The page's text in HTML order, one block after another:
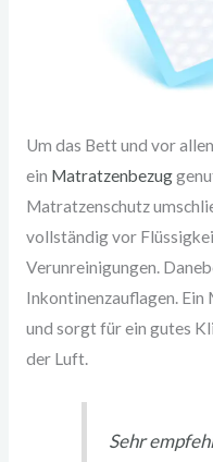
Um das Bett und vor
ein Matratzenbezug
Matratzenschutz
vollständig vor
Verunreinigungen.
Inkontinenzauflagen.
und sorgt für ein gutes
der Luft.
Sehr